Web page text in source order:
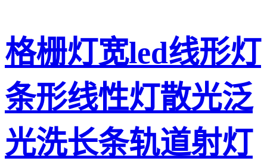
格栅灯宽led线形灯
条形线性灯散光泛
光洗长条轨道射灯